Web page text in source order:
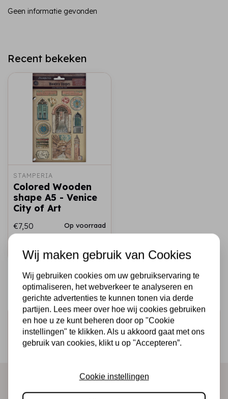
Geen informatie gevonden
Recent bekeken
STAMPERIA
Colored Wooden
shape A5 - Venice
City of Art
€7,50 Op voorraad
Schrijf je in voor de nieuwsbrief
Ontvang als eerste onze actie en nieuwe producten
Wij maken gebruik van Cookies
Wij gebruiken cookies om uw gebruikservaring te
optimaliseren, het webverkeer te analyseren en
gerichte advertenties te kunnen tonen via derde
partijen. Lees meer over hoe wij cookies gebruiken
en hoe u ze kunt beheren door op "Cookie
instellingen" te klikken. Als u akkoord gaat met ons
gebruik van cookies, klikt u op "Accepteren”.
Cookie instellingen